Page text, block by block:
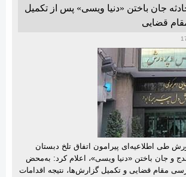
جان باختن «دنیا ویسی» پس از تکمیل
قضایی
طی اطلاعیه‌ای پیرامون اتفاق تلخ دبستان
و جان باختن «دنیا ویسی»، اعلام کرد: به‌محض
مقام قضایی و تکمیل گزارش‌ها، نتیجه اقدامات